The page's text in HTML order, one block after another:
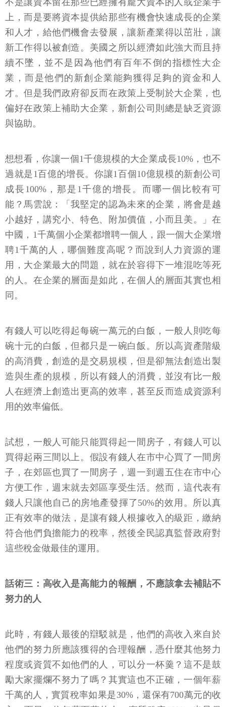
不是讓資本留在那些已經擁有龐大資本的人或企業手
上，而是要將資本提供給那些有機會快速成長的企業
和人才，給他們機會去發展，讓新產業得以茁壯，讓
新工作得以被創造。美國之所以經濟如此強大而且持
續不墜，並不是因為他們有百年不倒的指標性大企
業，而是他們的新創企業能夠獲得足夠的資金和人
才。但是我們政府卻反而在政策上受制於大企業，也
偏好在政策上補助大企業，新創公司則總是缺乏資源
與協助。
想想看，你讓一個1千億規模的大企業成長10%，也不
過就是1百億的增長。你讓1百個10億規模的新創公司
成長100%，那是1千億的增長。而哪一個比較有可
能？馬雲說：「我堅定的認為未來的企業，將會是越
小越好，講究小、特色、附加價值，小而且美。」在
中國，1千萬個小企業都增聘一個人，跟一個大企業增
聘1千萬的人，哪個難度高呢？而說到人力資源的運
用，大企業最大的問題，就在於容得下一堆混吃等死
的人。在企業的層面是如此，在個人的層面其實也相
同。
有錢人可以吃得起每碗一萬元的白飯，一般人則吃每
碗十元的白飯，但都只是一碗白飯。所以高資產階級
的高消費，創造的是交易規模，但是卻無法創造出製
造與生產的規模，所以有錢人的消費，並沒有比一般
人在經濟上創造出更高的效率，甚至反而造成資源利
用的效率偏低。
試想，一般人可能只能買得起一間房子，有錢人可以
買得起兩三間以上。假設有錢人在市中心買了一間房
子，在郊區也買了一間房子，週一到週五住在市中心
方便工作，週末就去郊區享受生活。然而，這代表有
錢人只讓他自己的房地產發揮了50%的效用。所以真
正有效率的做法，是讓有錢人根據收入的級距，繳納
符合他們負擔能力的稅率，然後全民認真監督政府對
這些稅金做最佳的運用。
話術三：高收入是高能力的報酬，不應該拿去補貼不
努力的人
此時，有錢人最後的辯駁就是，他們的高收入來自於
他們的努力所應該獲得的合理報酬，憑什麼其他努力
程度或資質不如他們的人，可以分一杯羹？這不是鼓
勵大家擺爛不努力了嗎？其實這也不正確，一個年薪
千萬的人，實質稅率如果是30%，還保有700萬元的收